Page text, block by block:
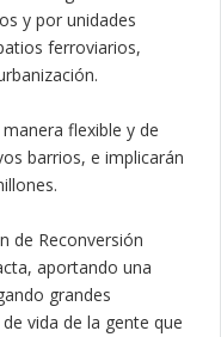
y por unidades
ferroviarios,
flexible y de
barrios, e implicarán
de Reconversión
aportando una
grandes
vida de la gente que